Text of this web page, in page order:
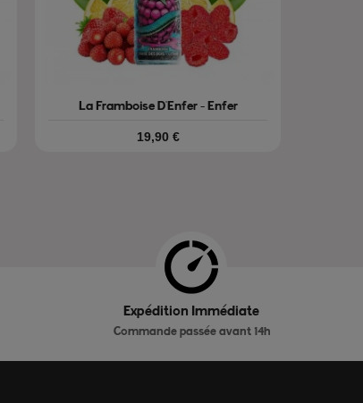
La Framboise D'Enfer - Enfer
Prix
19,90 €
Expédition Immédiate
Commande passée avant 14h